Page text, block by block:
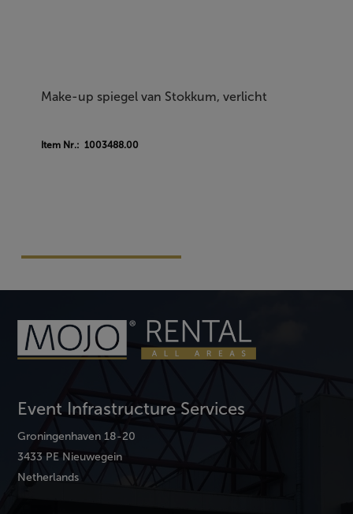
Make-up spiegel van Stokkum, verlicht
Item Nr.: 1003488.00
Event Infrastructure Services
Groningenhaven 18-20
3433 PE Nieuwegein
Netherlands